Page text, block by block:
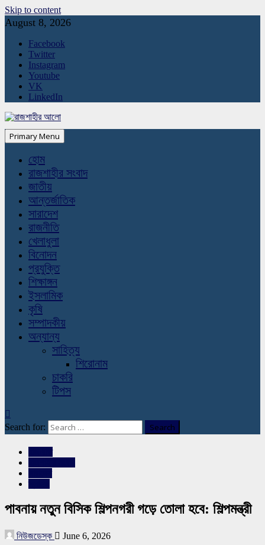
Skip to content
August 8, 2026
Facebook
Twitter
Instagram
Youtube
VK
LinkedIn
Primary Menu
হোম
রাজশাহীর সংবাদ
জাতীয়
আন্তর্জাতিক
সারাদেশ
রাজনীতি
খেলাধুলা
বিনোদন
প্রযুক্তি
শিক্ষাঙ্গন
ইসলামিক
কৃষি
সম্পাদকীয়
অন্যান্য
সাহিত্য
শিরোনাম
চাকরি
টিপস
Search for:
পাবনায় নতুন বিসিক শিল্পনগরী গড়ে তোলা হবে: শিল্পমন্ত্রী
নিউজডেস্ক June 6, 2026